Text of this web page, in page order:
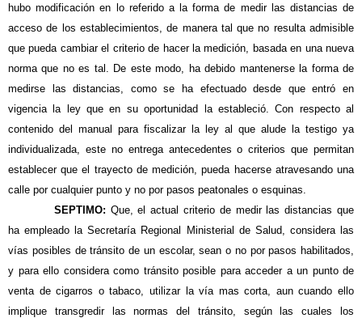
hubo modificación en lo referido a la forma de medir las distancias de
acceso de los establecimientos, de manera tal que no resulta admisible
que pueda cambiar el criterio de hacer la medición, basada en una nueva
norma que no es tal. De este modo, ha debido mantenerse la forma de
medirse las distancias, como se ha efectuado desde que entró en
vigencia la ley que en su oportunidad la estableció. Con respecto al
contenido del manual para fiscalizar la ley al que alude la testigo ya
individualizada, este no entrega antecedentes o criterios que permitan
establecer que el trayecto de medición, pueda hacerse atravesando una
calle por cualquier punto y no por pasos peatonales o esquinas.
SEPTIMO: Que, el actual criterio de medir las distancias que
ha empleado la Secretaría Regional Ministerial de Salud, considera las
vías posibles de tránsito de un escolar, sean o no por pasos habilitados,
y para ello considera como tránsito posible para acceder a un punto de
venta de cigarros o tabaco, utilizar la vía mas corta, aun cuando ello
implique transgredir las normas del tránsito, según las cuales los